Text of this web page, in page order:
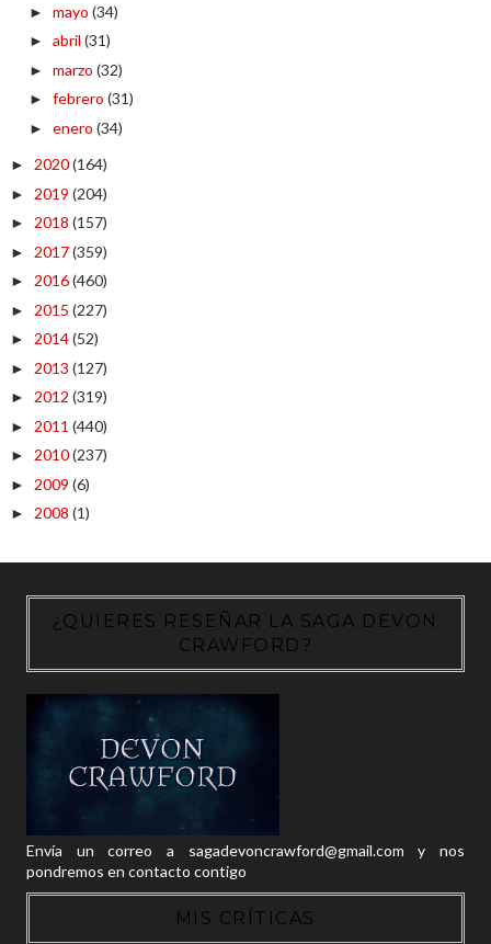
► mayo (34)
► abril (31)
► marzo (32)
► febrero (31)
► enero (34)
► 2020(164)
► 2019 (204)
► 2018 (157)
► 2017(359)
► 2016(460)
► 2015 (227)
► 2014(52)
► 2013 (127)
► 2012 (319)
► 2011 (440)
► 2010(237)
► 2009 (6)
► 2008 (1)
¿QUIERES RESEÑAR LA SAGA DEVON
CRAWFORD?
Envía un correo a sagadevoncrawford@gmail.com y nos
pondremos en contacto contigo
MIS CRÍTICAS